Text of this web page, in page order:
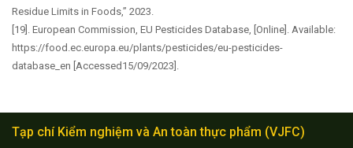
Residue Limits in Foods,” 2023.
[19]. European Commission, EU Pesticides Database, [Online]. Available:
https://food.ec.europa.eu/plants/pesticides/eu-pesticides-
database_en [Accessed15/09/2023].
Tạp chí Kiểm nghiệm và An toàn thực phẩm (VJFC)